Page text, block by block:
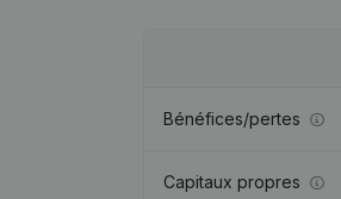
Bénéfices/pertes
Capitaux propres